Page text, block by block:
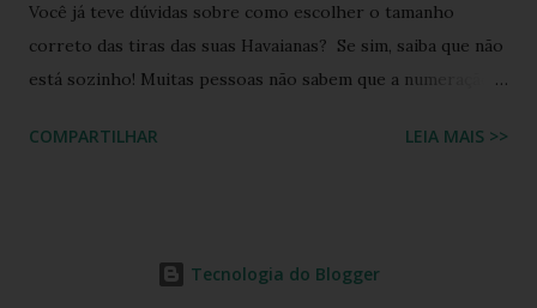
Você já teve dúvidas sobre como escolher o tamanho
correto das tiras das suas Havaianas? Se sim, saiba que não
está sozinho! Muitas pessoas não sabem que a numeração
importantes para garantir o ajuste perfeito. Neste post,
substituição. Esta dicas também é valiosa para você artesã
COMPARTILHAR LEIA MAIS >>
Tecnologia do Blogger